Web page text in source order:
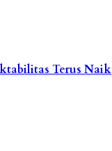
Terus Naik